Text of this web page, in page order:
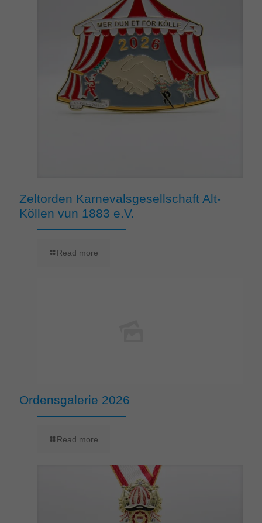
Zeltorden Karnevalsgesellschaft Alt-
Köllen vun 1883 e.V.
Read more
Ordensgalerie 2026
Read more